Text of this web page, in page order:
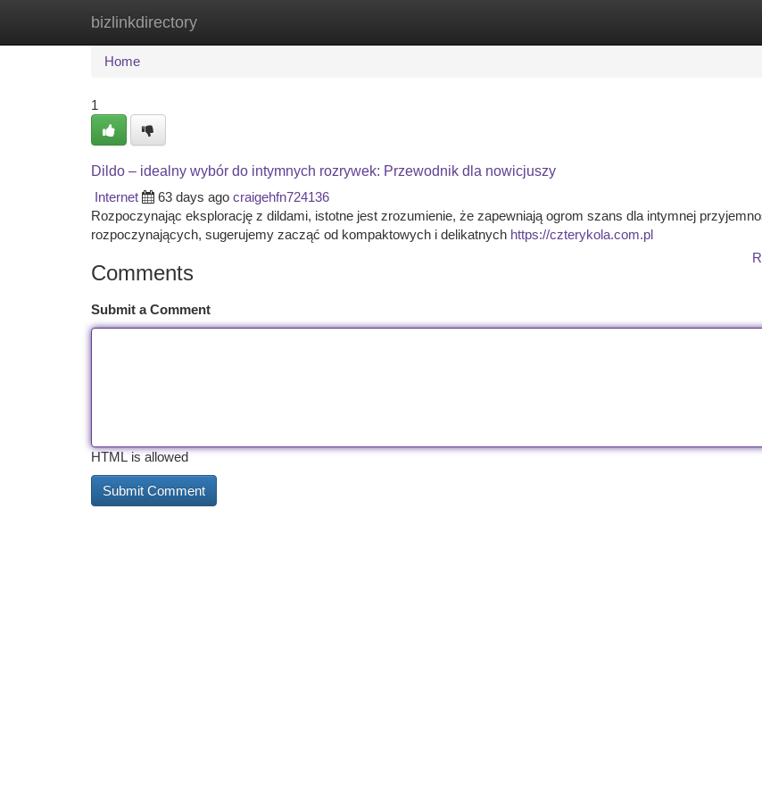
bizlinkdirectory
Home New Site Listings
Home
1
Dildo – idealny wybór do intymnych rozrywek: Przewodnik dla nowicjuszy
Internet
63 days ago craigehfn724136
Rozpoczynając eksplorację z dildami, istotne jest zrozumienie, że zapewniają ogrom szans dla intymnej
rozpoczynających, sugerujemy zacząć od kompaktowych i delikatnych https://czterykola.com.pl
Comments
Submit a Comment
HTML is allowed